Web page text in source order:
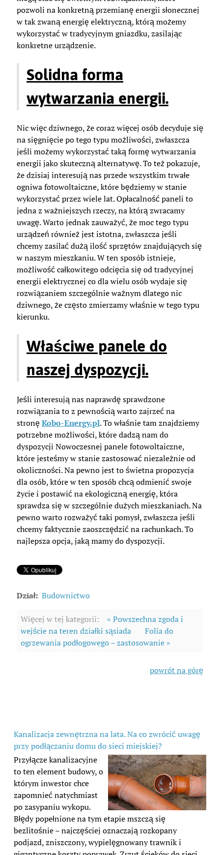
pozwoli na konkretną przemianę energii słonecznej
w tak zwaną energię elektryczną, którą możemy
wykorzystać w tradycyjnym gniazdku, zasilając
konkretne urządzenie.
Solidna forma
wytwarzania energii.
Nic więc dziwnego, że coraz więcej osób decyduje się
na sięgnięcie po tego typu możliwości, zwłaszcza
jeśli możemy wykorzystać taką formę wytwarzania
energii jako skuteczną alternatywę. To też pokazuje,
że dzisiaj interesują nas przede wszystkim trwałe
ogniwa fotowoltaiczne, które będziemy w stanie
wykorzystać przez wiele lat. Opłacalność paneli to
jedna z ważniejszych rzeczy, na którą zwracamy
uwagę. Warto jednak zauważyć, że moc tego typu
urządzeń również jest istotna, zwłaszcza jeśli
chcemy zasilać dużą ilość sprzętów znajdujących się
w naszym mieszkaniu. W ten sposób istnieje,
możliwość całkowitego odcięcia się od tradycyjnej
energii elektrycznej co dla wielu osób wydaje się
rozwiązaniem szczególnie ważnym dlatego nic
dziwnego, że często zmierzamy właśnie w tego typu
kierunku.
Właściwe panele do
naszej dyspozycji.
Jeśli interesują nas naprawdę sprawdzone
rozwiązania to z pewnością warto zajrzeć na
stronęKobo-Energy.pl. To właśnie tam znajdziemy
potrzebne możliwości, które dadzą nam do
dyspozycji Nowoczesnej panele fotowoltaiczne,
które jesteśmy w stanie zastosować niezależnie od
okoliczności. Na pewno jest to świetna propozycja
dla osób, które w ten sposób chcą odmienić swoje
życie i postawić na ekologiczną energię, która
sprawdza się w szczególnie dużych mieszkaniach. Na
pewno warto rozważyć taki pomysł, zwłaszcza jeśli
chcemy faktycznie zaoszczędzić na rachunkach. To
najlepsza opcja, jaką mamy do dyspozycji.
Dział: Budownictwo
Więcej w tej kategorii:
« Powszechna zgoda i
wejście na teren działki sąsiada
Folia do
ogrzewania podłogowego – zastosowanie »
powrót na górę
Kanalizacja zewnętrzna na lata. Na co zwrócić uwagę
przy podłączaniu domu do sieci miejskiej?
Przyłącze kanalizacyjne
to ten element budowy, o
którym inwestor chce
zapomnieć natychmiast
po zasypaniu wykopu.
Błędy popełnione na tym etapie mszczą się
bezlitośnie – najczęściej oznaczają rozkopany
podjazd, zniszczony, wypielęgnowany trawnik i